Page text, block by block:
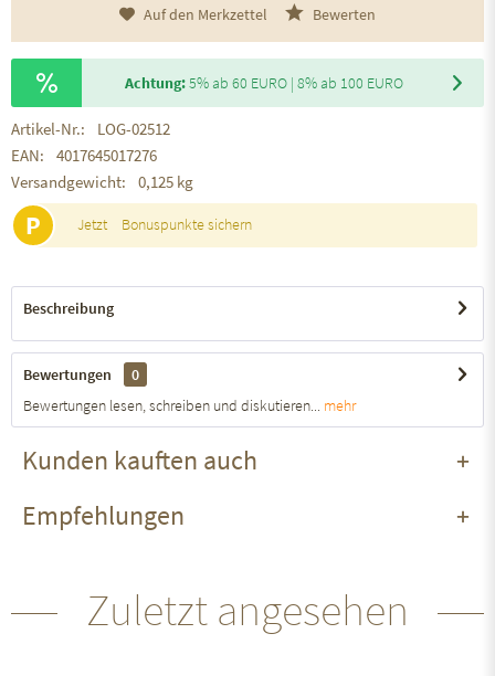
Auf den Merkzettel Bewerten
Achtung:5% ab 60 EURO | 8% ab 100 EURO
Artikel-Nr.:
LOG-02512
EAN:
4017645017276
Versandgewicht:
0,125 kg
P Jetzt Bonuspunkte sichern
Beschreibung
Bewertungen
0
Bewertungen lesen, schreiben und diskutieren... mehr
Kunden kauften auch
Empfehlungen
Zuletzt angesehen